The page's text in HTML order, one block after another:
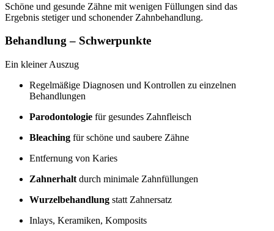
Schöne und gesunde Zähne mit wenigen Füllungen sind das
Ergebnis stetiger und schonender Zahnbehandlung.
Behandlung – Schwerpunkte
Ein kleiner Auszug
Regelmäßige Diagnosen und Kontrollen zu einzelnen
Behandlungen
Parodontologie für gesundes Zahnfleisch
Bleaching für schöne und saubere Zähne
Entfernung von Karies
Zahnerhalt durch minimale Zahnfüllungen
Wurzelbehandlung statt Zahnersatz
Inlays, Keramiken, Komposits